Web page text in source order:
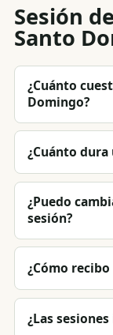
Sesión
Santo
¿Cuánto
Domingo?
¿Cuánto
¿Puedo
sesión?
¿Cómo
¿Las